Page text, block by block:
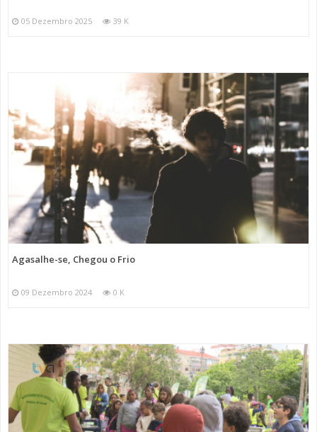
05 Dezembro 2025 39 K
Agasalhe-se, Chegou o Frio
09 Dezembro 2024 0 K